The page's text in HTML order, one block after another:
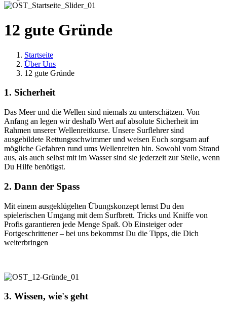
12 gute Gründe
Startseite
Über Uns
12 gute Gründe
1. Sicherheit
Das Meer und die Wellen sind niemals zu unterschätzen. Von
Anfang an legen wir deshalb Wert auf absolute Sicherheit im
Rahmen unserer Wellenreitkurse. Unsere Surflehrer sind
ausgebildete Rettungsschwimmer und weisen Euch sorgsam auf
mögliche Gefahren rund ums Wellenreiten hin. Sowohl vom Strand
aus, als auch selbst mit im Wasser sind sie jederzeit zur Stelle, wenn
Du Hilfe benötigst.
2. Dann der Spass
Mit einem ausgeklügelten Übungskonzept lernst Du den
spielerischen Umgang mit dem Surfbrett. Tricks und Kniffe von
Profis garantieren jede Menge Spaß. Ob Einsteiger oder
Fortgeschrittener – bei uns bekommst Du die Tipps, die Dich
weiterbringen
3. Wissen, wie's geht